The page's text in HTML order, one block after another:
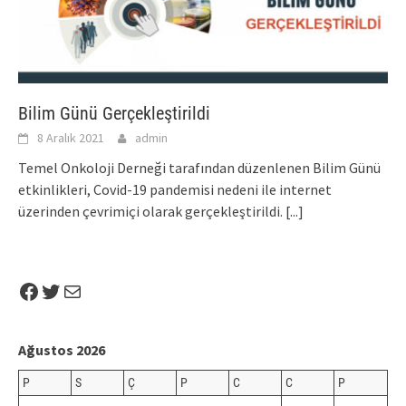
Bilim Günü Gerçekleştirildi
8 Aralık 2021 admin
Temel Onkoloji Derneği tarafından düzenlenen Bilim Günü
etkinlikleri, Covid-19 pandemisi nedeni ile internet
üzerinden çevrimiçi olarak gerçekleştirildi. [...]
Facebook
Twitter
Mail
Ağustos 2026
P S Ç P C C P